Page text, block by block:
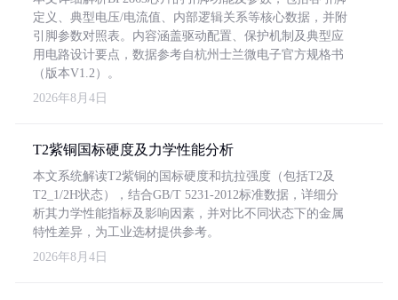
定义、典型电压/电流值、内部逻辑关系等核心数据，并附
引脚参数对照表。内容涵盖驱动配置、保护机制及典型应
用电路设计要点，数据参考自杭州士兰微电子官方规格书
（版本V1.2）。
2026年8月4日
T2紫铜国标硬度及力学性能分析
本文系统解读T2紫铜的国标硬度和抗拉强度（包括T2及
T2_1/2H状态），结合GB/T 5231-2012标准数据，详细分
析其力学性能指标及影响因素，并对比不同状态下的金属
特性差异，为工业选材提供参考。
2026年8月4日